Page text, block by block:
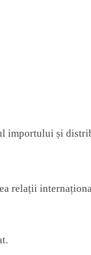
importului și
relaṭii